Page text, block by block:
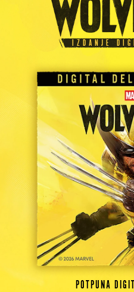
IZDANJE
POTPUNA